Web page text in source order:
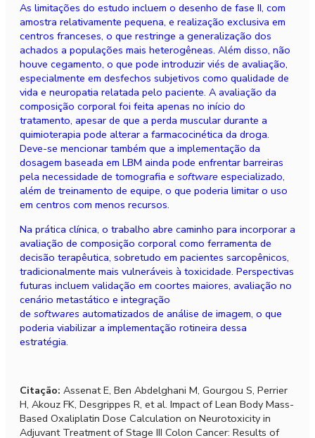
As limitações do estudo incluem o desenho de fase II, com
amostra relativamente pequena, e realização exclusiva em
centros franceses, o que restringe a generalização dos
achados a populações mais heterogêneas. Além disso, não
houve cegamento, o que pode introduzir viés de avaliação,
especialmente em desfechos subjetivos como qualidade de
vida e neuropatia relatada pelo paciente. A avaliação da
composição corporal foi feita apenas no início do
tratamento, apesar de que a perda muscular durante a
quimioterapia pode alterar a farmacocinética da droga.
Deve-se mencionar também que a implementação da
dosagem baseada em LBM ainda pode enfrentar barreiras
pela necessidade de tomografia e software especializado,
além de treinamento de equipe, o que poderia limitar o uso
em centros com menos recursos.
Na prática clínica, o trabalho abre caminho para incorporar a
avaliação de composição corporal como ferramenta de
decisão terapêutica, sobretudo em pacientes sarcopênicos,
tradicionalmente mais vulneráveis à toxicidade. Perspectivas
futuras incluem validação em coortes maiores, avaliação no
cenário metastático e integração
de softwares automatizados de análise de imagem, o que
poderia viabilizar a implementação rotineira dessa
estratégia.
Citação: Assenat E, Ben Abdelghani M, Gourgou S, Perrier
H, Akouz FK, Desgrippes R, et al. Impact of Lean Body Mass-
Based Oxaliplatin Dose Calculation on Neurotoxicity in
Adjuvant Treatment of Stage III Colon Cancer: Results of